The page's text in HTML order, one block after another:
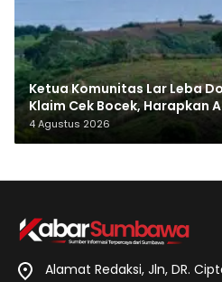
Ketua Komunitas Lar Leba
Klaim Cek Bocek, Harapkan
Makam Leluhur
4 Agustus 2026
Alamat Redaksi, Jln, DR.